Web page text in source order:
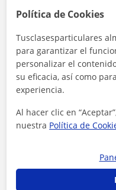
Al hacer clic, aceptas nuestro
Política de Cookies
Tusclasesparticulares
para garantizar el
personalizar el
su eficacia, así como
experiencia.
Al hacer clic en
nuestra Política de